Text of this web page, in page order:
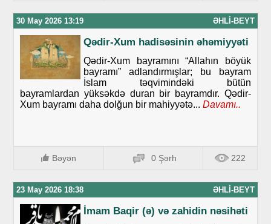
30 May 2026 13:19 ƏHLI-BEYT
Qədir-Xum hadisəsinin əhəmiyyəti
Qədir-Xum bayramını “Allahın böyük
bayramı” adlandırmışlar; bu bayram
İslam təqvimindəki bütün
bayramlardan yüksəkdə duran bir bayramdır. Qədir-
Xum bayramı daha dolğun bir mahiyyətə... Davamı..
Bəyən 0 Şərh 222
23 May 2026 18:38 ƏHLI-BEYT
İmam Baqir (ə) və zahidin nəsihəti